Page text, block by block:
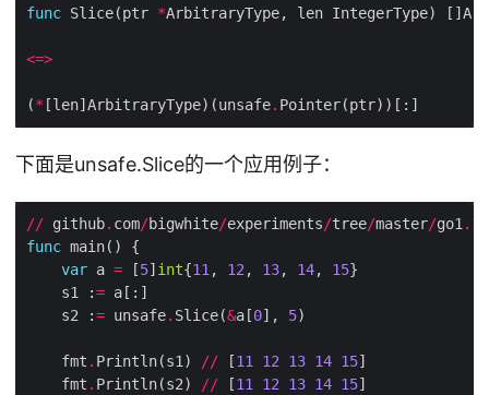
func Slice(ptr *
<=>
(* [len]ArbitraryType)(unsafe.
下面是unsafe.Slice的一个应用例子：
// github. com/bigwhite/experiments/tree/master/go1. 17
func
var a = [5] int{11, 12, 13, 14, 15
    s1 :
=
    s2 :
= unsafe. Slice(&a[0], 5
    fmt
. Println(s1) // [11 12 13 14 15
    fmt
. Println(s2) // [11 12 13 14 15